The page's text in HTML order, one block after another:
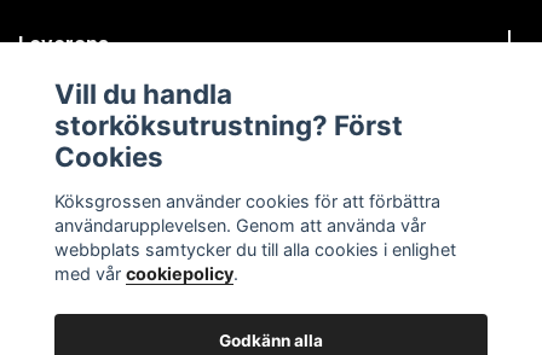
Leverans
Kundinformation
Vill du handla
storköksutrustning? Först
Cookies
Köksgrossen använder cookies för att förbättra
användarupplevelsen. Genom att använda vår
webbplats samtycker du till alla cookies i enlighet
med vår cookiepolicy.
Godkänn alla